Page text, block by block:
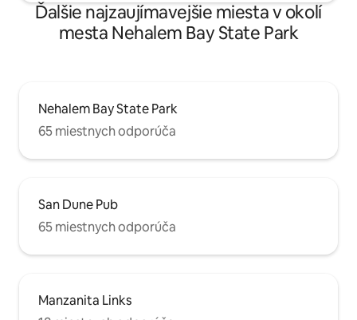
Ďalšie najzaujímavejšie miesta v okolí
mesta Nehalem Bay State Park
Nehalem Bay State Park
65 miestnych odporúča
San Dune Pub
65 miestnych odporúča
Manzanita Links